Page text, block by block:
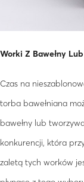
Worki Z Bawełny
Czas na
torba bawełniana
bawełny lub
konkurencji, która
zaletą tych worków